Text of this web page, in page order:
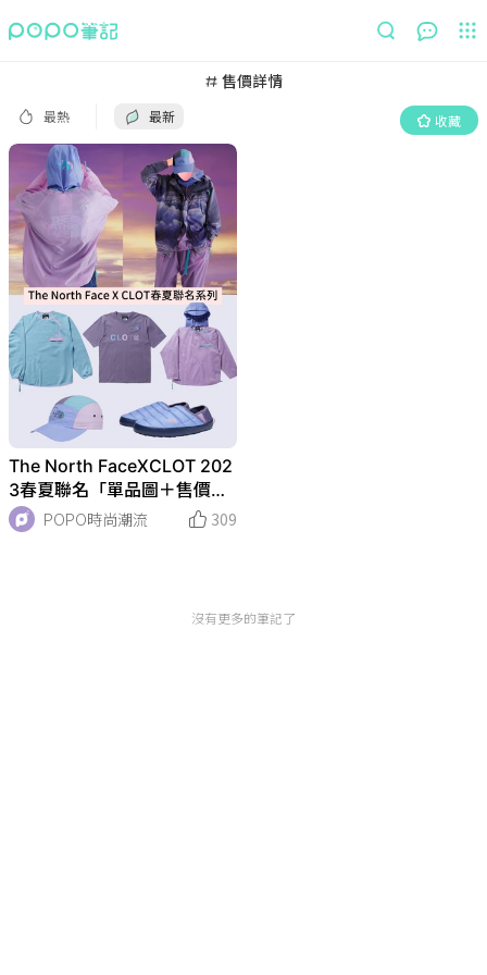
售價詳情
最熱 最新 收藏
收藏
The North FaceXCLOT 202
3春夏聯名「單品圖＋售價」
一次看！日出紫、夕暮藍太迷
人！
POPO時尚潮流 309
沒有更多的筆記了